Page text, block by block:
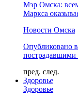
Мэр Омска:
Маркса
Новости Омска
Опубликовано
пред. след.
Здоровье
Здоровье